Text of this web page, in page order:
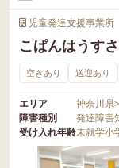
児童発達支援事業所
こぱんはうす
空きあり 送迎あり
エリア 神奈川県>
障害種別
発達障害
受け入れ年齢未就学小